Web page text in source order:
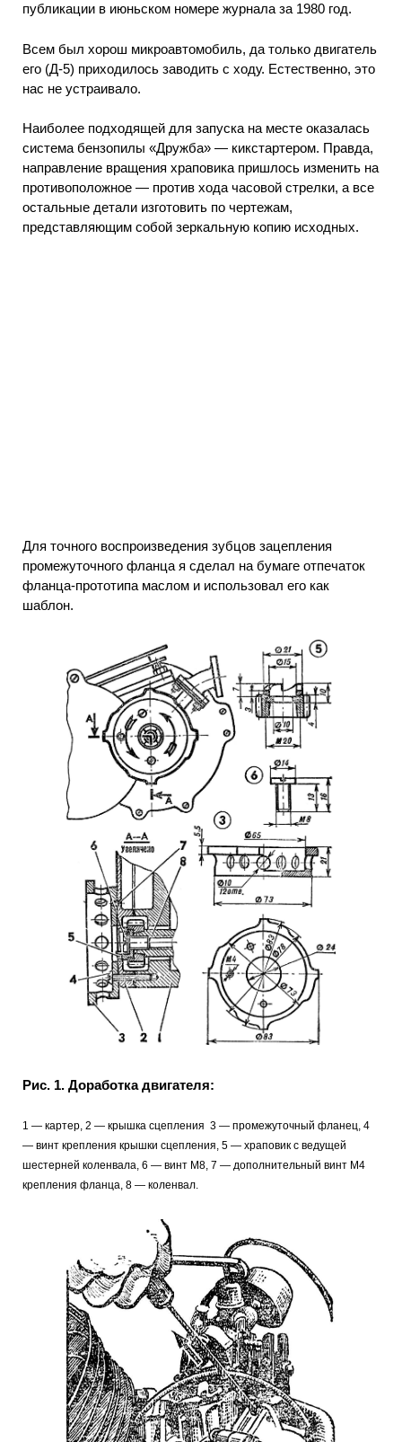
публикации в июньском номере журнала за 1980 год.
Всем был хорош микроавтомобиль, да только двигатель
его (Д-5) приходилось заводить с ходу. Естественно, это
нас не устраивало.
Наиболее подходящей для запуска на месте оказалась
система бензопилы «Дружба» — кикстартером. Правда,
направление вращения храповика пришлось изменить на
противоположное — против хода часовой стрелки, а все
остальные детали изготовить по чертежам,
представляющим собой зеркальную копию исходных.
Для точного воспроизведения зубцов зацепления
промежуточного фланца я сделал на бумаге отпечаток
фланца-прототипа маслом и использовал его как
шаблон.
Рис. 1. Доработка двигателя:
1 — картер, 2 — крышка сцепления 3 — промежуточный фланец, 4
— винт крепления крышки сцепления, 5 — храповик с ведущей
шестерней коленвала, 6 — винт М8, 7 — дополнительный винт М4
крепления фланца, 8 — коленвал.